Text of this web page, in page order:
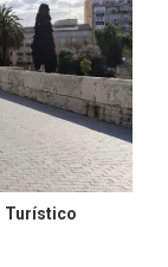
Turístico